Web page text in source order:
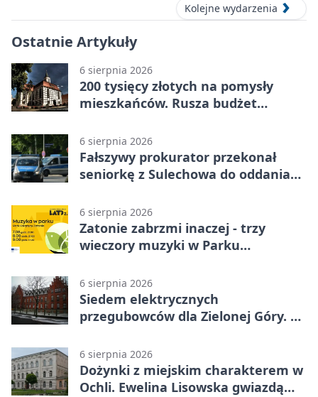
Kolejne wydarzenia
Ostatnie Artykuły
6 sierpnia 2026
200 tysięcy złotych na pomysły
mieszkańców. Rusza budżet
6 sierpnia 2026
Fałszywy prokurator przekonał
seniorkę z Sulechowa do oddania
6 sierpnia 2026
Zatonie zabrzmi inaczej - trzy
wieczory muzyki w Parku
6 sierpnia 2026
Siedem elektrycznych
przegubowców dla Zielonej Góry. To
6 sierpnia 2026
Dożynki z miejskim charakterem w
Ochli. Ewelina Lisowska gwiazdą